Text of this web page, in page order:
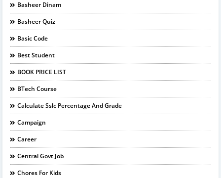
Basheer Dinam
Basheer Quiz
Basic Code
Best Student
BOOK PRICE LIST
BTech Course
Calculate Sslc Percentage And Grade
Campaign
Career
Central Govt Job
Chores For Kids